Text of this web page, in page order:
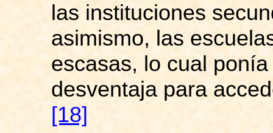
las instituciones
asimismo, las
escasas, lo cual
desventaja para
[18]